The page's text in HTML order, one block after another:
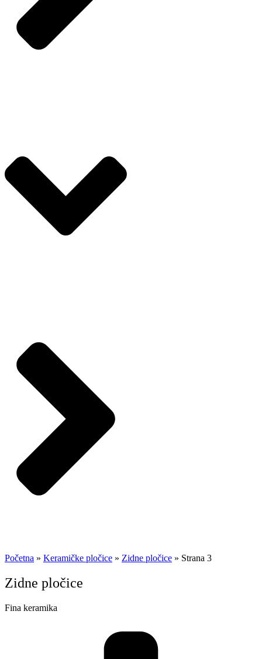
Početna » Keramičke pločice » Zidne pločice » Strana 3
Zidne pločice
Fina keramika